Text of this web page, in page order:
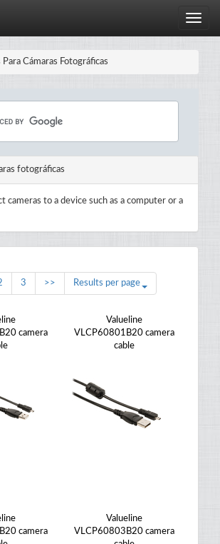
Toggle
Para Cámaras Fotográficas
fotográficas
cameras to a device such as a computer or a
3 >> Results per page
camera
Valueline
VLCP60801B20 camera
cable
camera
Valueline
VLCP60803B20 camera